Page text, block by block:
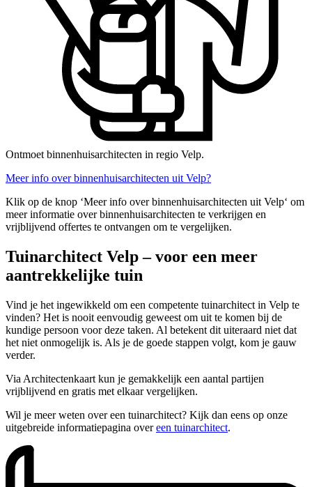
Ontmoet binnenhuisarchitecten in regio Velp.
Meer info over binnenhuisarchitecten uit Velp?
Klik op de knop ‘Meer info over binnenhuisarchitecten uit Velp‘ om
meer informatie over binnenhuisarchitecten te verkrijgen en
vrijblijvend offertes te ontvangen om te vergelijken.
Tuinarchitect Velp – voor een meer
aantrekkelijke tuin
Vind je het ingewikkeld om een competente tuinarchitect in Velp te
vinden? Het is nooit eenvoudig geweest om uit te komen bij de
kundige persoon voor deze taken. Al betekent dit uiteraard niet dat
het niet onmogelijk is. Als je de goede stappen volgt, kom je gauw
verder.
Via Architectenkaart kun je gemakkelijk een aantal partijen
vrijblijvend en gratis met elkaar vergelijken.
Wil je meer weten over een tuinarchitect? Kijk dan eens op onze
uitgebreide informatiepagina overeen tuinarchitect.